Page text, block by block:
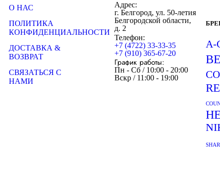
О НАС
ПОЛИТИКА
КОНФИДЕНЦИАЛЬНОСТИ
ДОСТАВКА &
ВОЗВРАТ
СВЯЗАТЬСЯ С
НАМИ
Адрес:
г. Белгород, ул. 50-летия
Белгородской области,
д. 2
Телефон:
+7 (4722) 33-33-35
+7 (910) 365-67-20
График работы:
Пн - Сб / 10:00 - 20:00
Вскр / 11:00 - 19:00
A-